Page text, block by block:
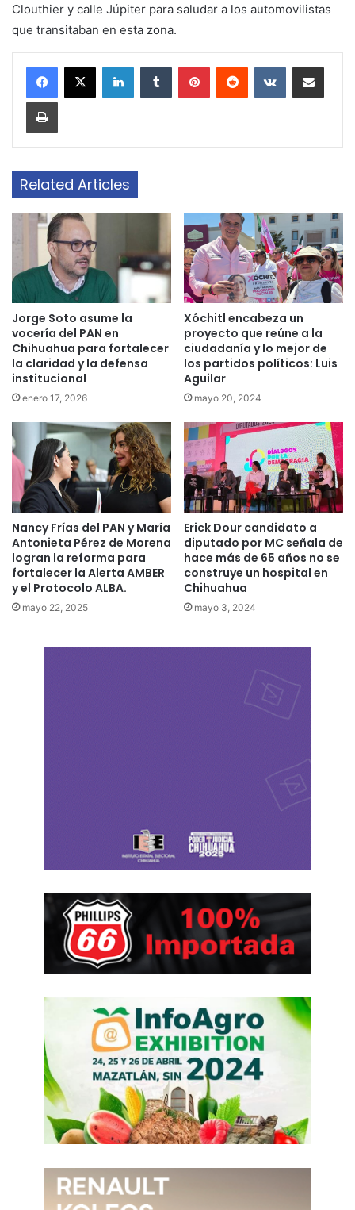
Clouthier y calle Júpiter para saludar a los automovilistas
que transitaban en esta zona.
LinkedInTumblr PinterestReddit VKontakteShare via Email
Print
Related Articles
Jorge Soto asume la
vocería del PAN en
Chihuahua para fortalecer
la claridad y la defensa
institucional
enero 17, 2026
Xóchitl encabeza un
proyecto que reúne a la
ciudadanía y lo mejor de
los partidos políticos: Luis
Aguilar
mayo 20, 2024
Nancy Frías del PAN y María
Antonieta Pérez de Morena
logran la reforma para
fortalecer la Alerta AMBER
y el Protocolo ALBA.
mayo 22, 2025
Erick Dour candidato a
diputado por MC señala de
hace más de 65 años no se
construye un hospital en
Chihuahua
mayo 3, 2024